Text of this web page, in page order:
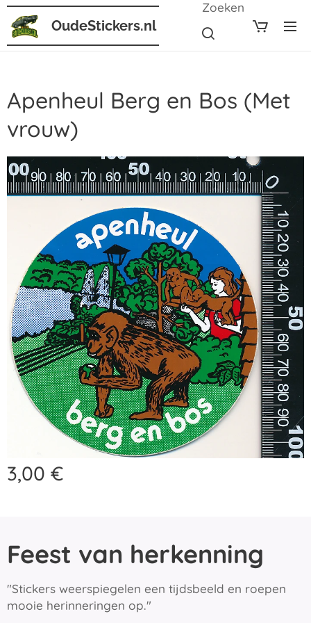
OudeStickers.nl
Zoeken
Apenheul Berg en Bos (Met
vrouw)
3,00 €
Feest van herkenning
"Stickers weerspiegelen een tijdsbeeld en roepen
mooie herinneringen op."